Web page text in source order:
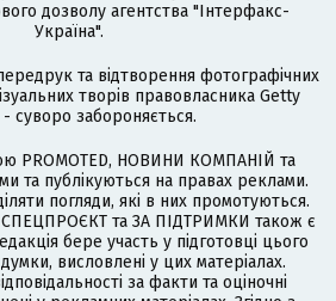
дозволу агентства "Інтерфакс-
Україна".
та відтворення фотографічних
творів правовласника Getty
суворо забороняється.
PROMOTED, НОВИНИ КОМПАНІЙ та
та публікуються на правах реклами.
погляди, які в них промотуються.
та ЗА ПІДТРИМКИ також є
бере участь у підготовці цього
висловлені у цих матеріалах.
за факти та оціночні